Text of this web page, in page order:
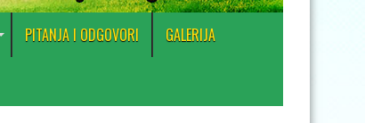
PITANJA I ODGOVORI GALERIJA